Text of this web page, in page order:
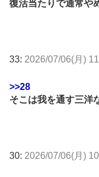
復活当たりで通常や
33: 2026/07/06(月)
>>28
そこは我を通す三洋
30: 2026/07/06(月)